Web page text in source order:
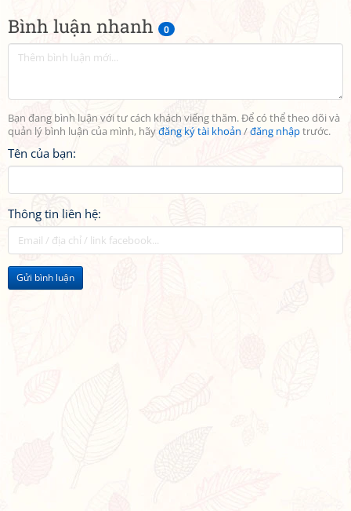
Bình luận nhanh 0
Bạn đang bình luận với tư cách khách viếng thăm. Để có thể theo dõi và
quản lý bình luận của mình, hãyđăng ký tài khoản /đăng nhậptrước.
Tên của bạn:
Thông tin liên hệ:
Gửi bình luận